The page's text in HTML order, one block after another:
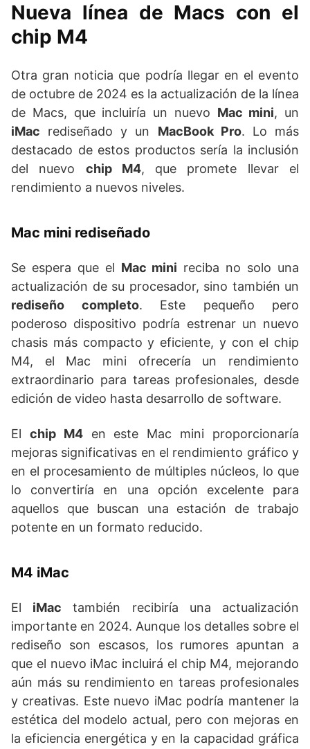
Nueva línea de Macs con el
chip M4
Otra gran noticia que podría llegar en el evento
de octubre de 2024 es la actualización de la línea
de Macs, que incluiría un nuevo Mac mini, un
iMac rediseñado y un MacBook Pro. Lo más
destacado de estos productos sería la inclusión
del nuevo chip M4, que promete llevar el
rendimiento a nuevos niveles.
Mac mini rediseñado
Se espera que el Mac mini reciba no solo una
actualización de su procesador, sino también un
rediseño completo. Este pequeño pero
poderoso dispositivo podría estrenar un nuevo
chasis más compacto y eficiente, y con el chip
M4, el Mac mini ofrecería un rendimiento
extraordinario para tareas profesionales, desde
edición de video hasta desarrollo de software.
El chip M4en este Mac mini proporcionaría
mejoras significativas en el rendimiento gráfico y
en el procesamiento de múltiples núcleos, lo que
lo convertiría en una opción excelente para
aquellos que buscan una estación de trabajo
potente en un formato reducido.
M4 iMac
El iMac también recibiría una actualización
importante en 2024. Aunque los detalles sobre el
rediseño son escasos, los rumores apuntan a
que el nuevo iMac incluirá el chip M4, mejorando
aún más su rendimiento en tareas profesionales
y creativas. Este nuevo iMac podría mantener la
estética del modelo actual, pero con mejoras en
la eficiencia energética y en la capacidad gráfica